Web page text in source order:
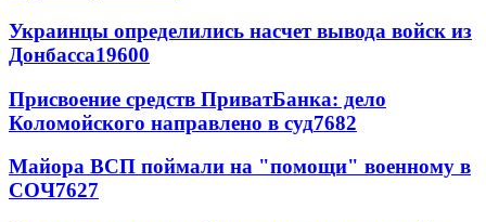
Украинцы определились насчет вывода войск из
Донбасса19600
Присвоение средств ПриватБанка: дело
Коломойского направлено в суд7682
Майора ВСП поймали на "помощи" военному в
СОЧ7627